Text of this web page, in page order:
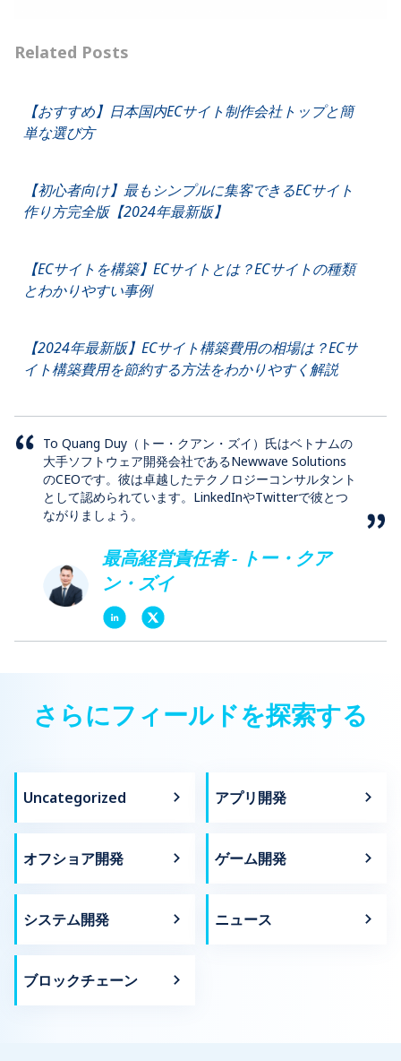
Related Posts
【おすすめ】日本国内ECサイト制作会社トップと簡
単な選び方
【初心者向け】最もシンプルに集客できるECサイト
作り方完全版【2024年最新版】
【ECサイトを構築】ECサイトとは？ECサイトの種類
とわかりやすい事例
【2024年最新版】ECサイト構築費用の相場は？ECサ
イト構築費用を節約する方法をわかりやすく解説
To Quang Duy（トー・クアン・ズイ）氏はベトナムの
大手ソフトウェア開発会社であるNewwave Solutions
のCEOです。彼は卓越したテクノロジーコンサルタント
として認められています。LinkedInやTwitterで彼とつ
ながりましょう。
最高経営責任者 - トー・クア
ン・ズイ
さらにフィールドを探索する
Uncategorized アプリ開発
オフショア開発 ゲーム開発
システム開発 ニュース
ブロックチェーン